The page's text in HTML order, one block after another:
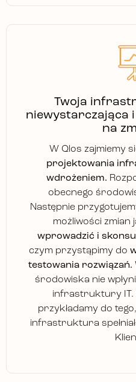
Twoja
niewystarczająca i
na
W Qlos zajmiemy
projektowania
wdrożeniem.
obecnego
Następnie
możliwości zmian
wprowadzić i
czym przystąpimy do
testowania rozwiązań.
środowiska nie
infrastruktury IT.
przykładamy do
infrastruktura